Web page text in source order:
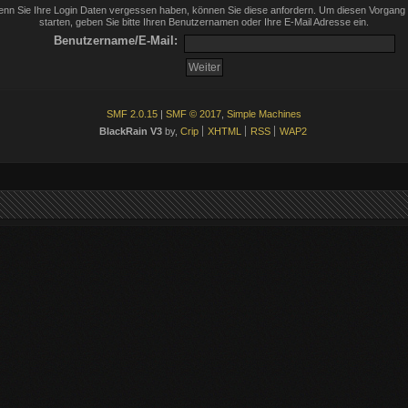
Sie Ihre Login Daten vergessen haben, können Sie diese anfordern. Um diesen Vorgang
starten, geben Sie bitte Ihren Benutzernamen oder Ihre E-Mail Adresse ein.
Benutzername/E-Mail:
SMF 2.0.15 | SMF © 2017 Simple Machines
BlackRain V3 by, Crip XHTML RSS WAP2